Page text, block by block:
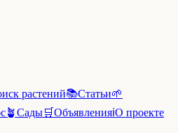
растений📚Статьи🌱
🪴Сады🛒Объявленияℹ️О проекте